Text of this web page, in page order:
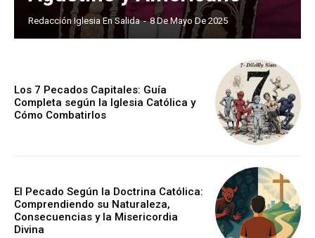
Redacción Iglesia En Salida - 8 De Mayo De 2025
Los 7 Pecados Capitales: Guía
Completa según la Iglesia Católica y
Cómo Combatirlos
El Pecado Según la Doctrina Católica:
Comprendiendo su Naturaleza,
Consecuencias y la Misericordia
Divina